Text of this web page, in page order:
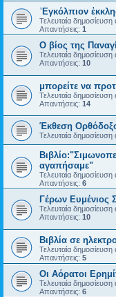
᾿Εγκόλπιον
Τελευταία
Απαντήσεις: 1
Ο βίος της
Τελευταία
Απαντήσεις: 10
μπορείτε να
Τελευταία
Απαντήσεις: 14
Έκθεση
Τελευταία
αγαπήσαμε"
Τελευταία
Απαντήσεις: 6
Γέρων Ευμένιος
Τελευταία
Απαντήσεις: 10
Βιβλία σε
Τελευταία
Απαντήσεις: 5
Οι Αόρατοι
Τελευταία
Απαντήσεις: 6